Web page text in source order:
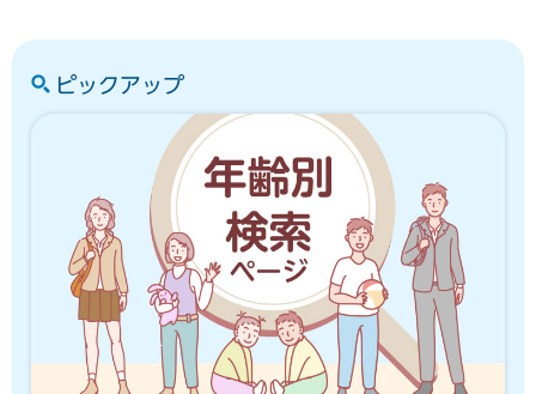
ピックアップ